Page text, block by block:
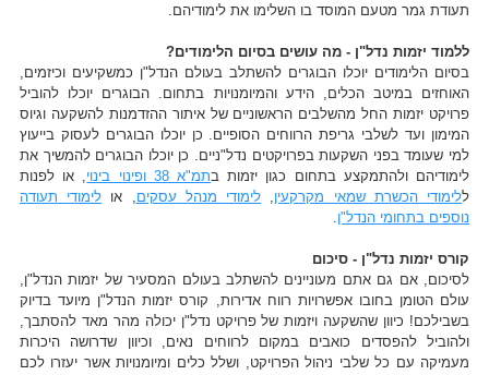
תעודת גמר מטעם המוסד בו השלימו את לימודיהם.
ללמוד יזמות נדל"ן - מה עושים בסיום הלימודים?
בסיום הלימודים יוכלו הבוגרים להשתלב בעולם הנדל"ן כמשקיעים וכיזמים,
האוחזים במיטב הכלים, הידע והמיומנויות בתחום. הבוגרים יוכלו להוביל
פרויקט יזמות החל מהשלבים הראשוניים של איתור ההזדמנות להשקעה וגיוס
המימון ועד לשלבי גריפת הרווחים הסופיים. כן יוכלו הבוגרים לעסוק בייעוץ
למי שעומד בפני השקעות בפרויקטים נדל"ניים. כן יוכלו הבוגרים להמשיך את
לימודיהם ולהתמקצע בתחום כגון יזמות בתמ"א 38 ופינוי בינוי
, או לפנות
ללימודי הכשרת שמאי מקרקעין לימודי מנהל עסקים , או לימודי תעודה
נוספים בתחומי הנדל"ן
קורס יזמות נדל"ן - סיכום
לסיכום, אם גם אתם מעוניינים להשתלב בעולם המסעיר של יזמות הנדל"ן,
עולם הטומן בחובו אפשרויות רווח אדירות, קורס יזמות הנדל"ן מיועד בדיוק
בשבילכם! כיוון שהשקעה ויזמות של פרויקט נדל"ן יכולה מהר מאד להסתבך,
ולהוביל להפסדים כואבים במקום לרווחים נאים, וכיוון שדרושה היכרות
מעמיקה עם כל שלבי ניהול הפרויקט, ושלל כלים ומיומנויות אשר יעזרו לכם